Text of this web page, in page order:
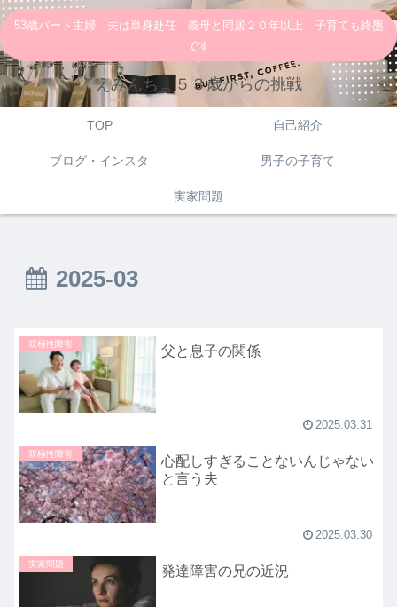
53歳パート主婦 夫は単身赴任 義母と同居２０年以上 子育ても終盤
です
えみんちょ５３歳からの挑戦
TOP 自己紹介
ブログ・インスタ 男子の子育て
実家問題
2025-03
双極性障害 父と息子の関係
2025.03.31
双極性障害
心配しすぎることないんじゃない
と言う夫
2025.03.30
実家問題 発達障害の兄の近況